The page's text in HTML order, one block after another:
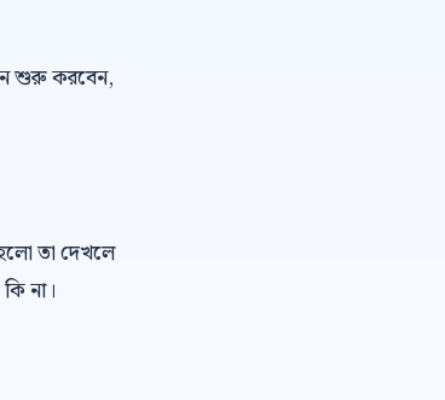
শুরু করবেন,
তা দেখলে
না।